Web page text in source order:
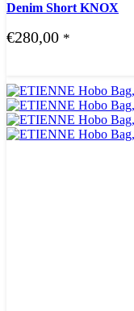
Denim Short KNOX
€280,00 *